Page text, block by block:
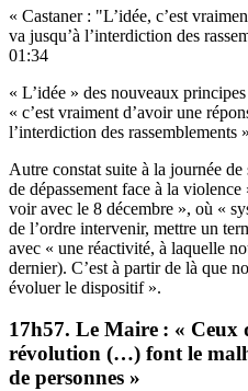
« Castaner : "L’idée, c’est
va jusqu’à l’interdiction des
01:34
« L’idée » des nouveaux
« c’est vraiment d’avoir une
l’interdiction des rassemblements
Autre constat suite à la journée
de dépassement face à la
voir avec le 8 décembre », où «
de l’ordre intervenir, mettre un
avec « une réactivité, à laquelle
dernier). C’est à partir de là que
évoluer le dispositif ».
17h57. Le Maire : « Ceux
révolution (…) font le
de personnes »